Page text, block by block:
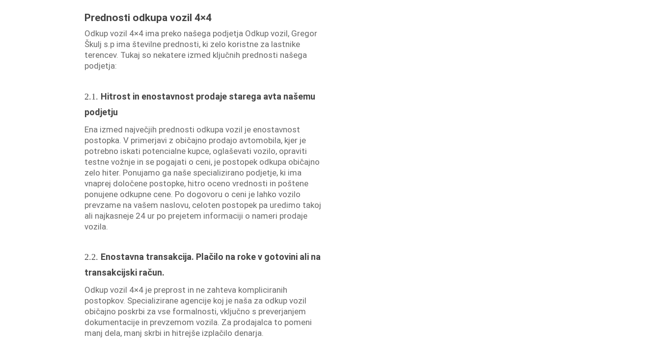
Prednosti odkupa vozil 4×4
Odkup vozil 4×4 ima preko našega podjetja Odkup vozil, Gregor
Škulj s.p ima številne prednosti, ki zelo koristne za lastnike
terencev. Tukaj so nekatere izmed ključnih prednosti našega
podjetja:
2.1. Hitrost in enostavnost prodaje starega avta našemu
podjetju
Ena izmed največjih prednosti odkupa vozil je enostavnost
postopka. V primerjavi z običajno prodajo avtomobila, kjer je
potrebno iskati potencialne kupce, oglaševati vozilo, opraviti
testne vožnje in se pogajati o ceni, je postopek odkupa običajno
zelo hiter. Ponujamo ga naše specializirano podjetje, ki ima
vnaprej določene postopke, hitro oceno vrednosti in poštene
ponujene odkupne cene. Po dogovoru o ceni je lahko vozilo
prevzame na vašem naslovu, celoten postopek pa uredimo takoj
ali najkasneje 24 ur po prejetem informaciji o nameri prodaje
vozila.
2.2. Enostavna transakcija. Plačilo na roke v gotovini ali na
transakcijski račun.
Odkup vozil 4×4 je preprost in ne zahteva kompliciranih
postopkov. Specializirane agencije koj je naša za odkup vozil
običajno poskrbi za vse formalnosti, vključno s preverjanjem
dokumentacije in prevzemom vozila. Za prodajalca to pomeni
manj dela, manj skrbi in hitrejše izplačilo denarja.